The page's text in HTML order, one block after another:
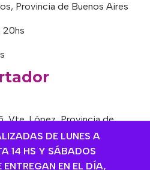
DE LUNES A
14 HS Y SÁBADOS
ENTREGAN EN EL DÍA,
Provincia de Buenos Aires
20hs
Vte. López, Provincia de
13hs / 16hs a 20hs